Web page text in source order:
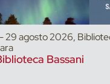
29 agosto 2026,
Bassani